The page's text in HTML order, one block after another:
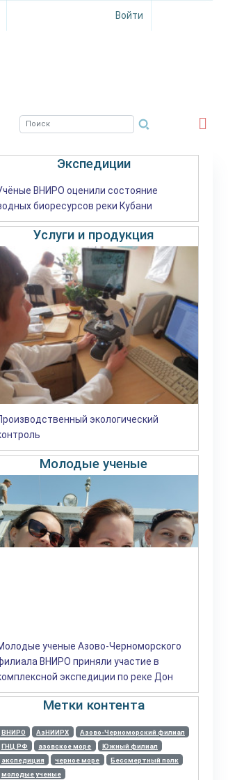
Войти
Экспедиции
ВНИРО оценили состояние
биоресурсов реки Кубани
Услуги и продукция
экологический
Молодые ученые
ученые Азово-Черноморского
ВНИРО приняли участие в
экспедиции по реке Дон
Метки контента
ВНИРО АзНИИРХ
Азово-Черноморский филиал
ГНЦ РФ
азовское море
Южный филиал
экспедиция
черное море
Бессмертный полк
молодые ученые